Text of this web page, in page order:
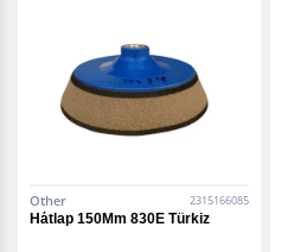
Other 2315166085
Hátlap 150Mm 830E Türkiz